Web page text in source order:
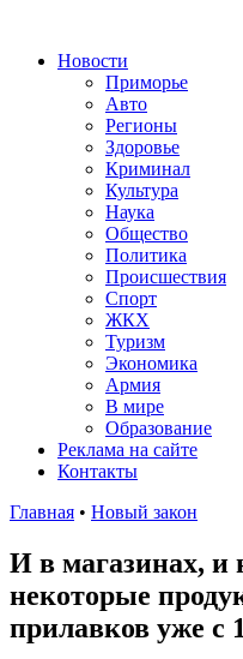
Новости
Приморье
Авто
Регионы
Здоровье
Криминал
Культура
Наука
Общество
Политика
Происшествия
Спорт
ЖКХ
Туризм
Экономика
Армия
В мире
Образование
Реклама на сайте
Контакты
Главная • Новый закон
И в магазинах, и
некоторые
прилавков уже с